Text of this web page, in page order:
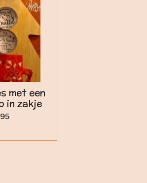
met een
in zakje